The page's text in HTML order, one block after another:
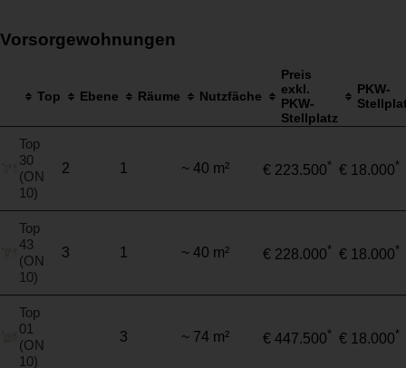
Vorsorgewohnungen
Top Ebene Räume Nutzfäche
Preis
exkl.
PKW-
Stellplatz
PKW-
Top
30
(ON
10)
2 1 ~ 40 m² € 223.500* € 18.000*
Top
43
(ON
10)
3 1 ~ 40 m² € 228.000* € 18.000*
Top
01
(ON
10)
3 ~ 74 m² € 447.500* € 18.000*